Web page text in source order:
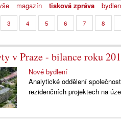
magazín tisková zpráva
3 4 5 6 7 8
v Praze - bilance roku
Nové bydlení
Analytické oddělení
rezidenčních projektech na